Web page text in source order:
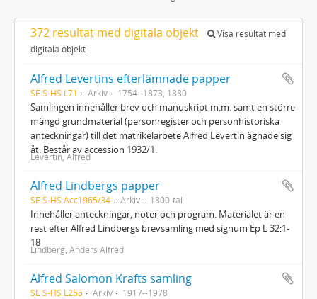
372 resultat med digitala objekt
Visa resultat med
digitala objekt
Alfred Levertins efterlämnade papper
SE S-HS L71 Arkiv 1754--1873, 1880
Samlingen innehåller brev och manuskript m.m. samt en större
mängd grundmaterial (personregister och personhistoriska
anteckningar) till det matrikelarbete Alfred Levertin ägnade sig
åt. Består av accession 1932/1.
Levertin, Alfred
Alfred Lindbergs papper
SE S-HS Acc1965/34 Arkiv 1800-tal
Innehåller anteckningar, noter och program. Materialet är en
rest efter Alfred Lindbergs brevsamling med signum Ep L 32:1-
18
Lindberg, Anders Alfred
Alfred Salomon Krafts samling
SE S-HS L255 Arkiv 1917--1978